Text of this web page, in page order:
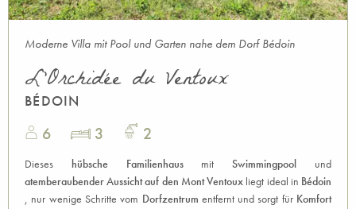
Moderne Villa mit Pool und Garten nahe dem Dorf Bédoin
L'Orchidée du Ventoux
BÉDOIN
6 3 2
Dieses hübsche FamilienhausmitSwimmingpool und
atemberaubender Aussicht auf den Mont Ventoux liegt ideal in Bédoin
, nur wenige Schritte vom Dorfzentrum entfernt und sorgt für Komfort